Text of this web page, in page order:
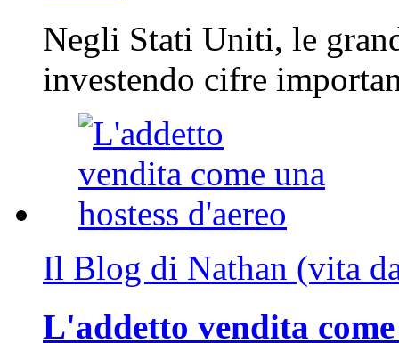
Negli Stati Uniti, le
investendo cifre
Il Blog di Nathan (vita
L'addetto vendita